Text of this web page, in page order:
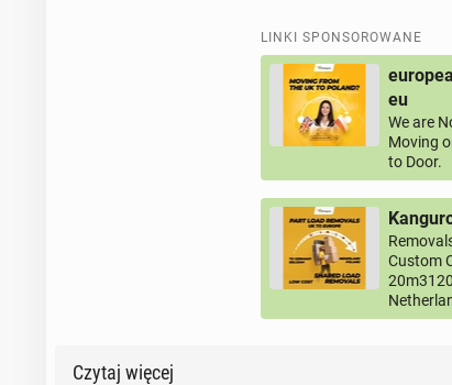
LINKI SPONSOROWANE
eu
We are
Moving
to Door.
Custom
Czytaj więcej